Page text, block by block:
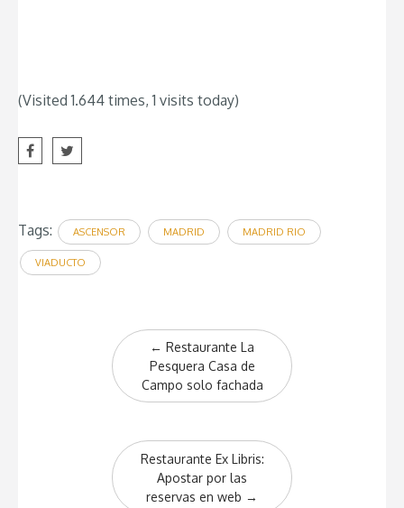
(Visited 1.644 times, 1 visits today)
Tags: ASCENSOR MADRID MADRID RIO
VIADUCTO
navigation
← Restaurante La
Pesquera Casa de
Campo solo fachada
Restaurante Ex Libris:
Apostar por las
reservas en web →